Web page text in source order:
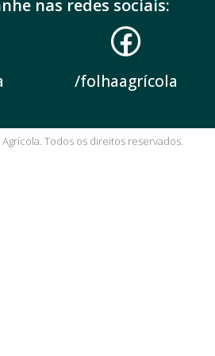
nas redes sociais:
/folhaagrícola
Todos os direitos reservados.